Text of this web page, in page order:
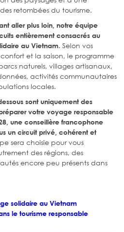
retombées du tourisme.
aller plus loin, notre équipe
entièrement consacrés au
au Vietnam. Selon vos
et la saison, le programme
naturels, villages artisanaux,
activités communautaires
locales.
sont uniquement des
votre voyage responsable
une conseillère francophone
un circuit privé, cohérent et
sera choisie pour vous
des régions, des
encore peu présents dans
solidaire au Vietnam
le tourisme responsable